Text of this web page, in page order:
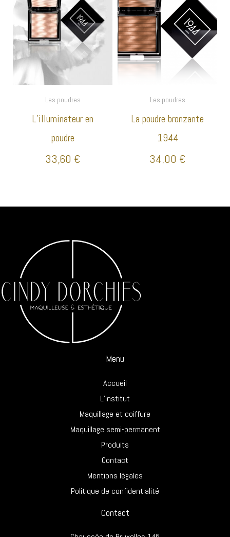
Les poudres
L’illuminateur en
poudre
33,60 €
Les poudres
La poudre bronzante
1944
34,00 €
Menu
Accueil
L’institut
Maquillage et coiffure
Maquillage semi-permanent
Produits
Contact
Mentions légales
Politique de confidentialité
Contact